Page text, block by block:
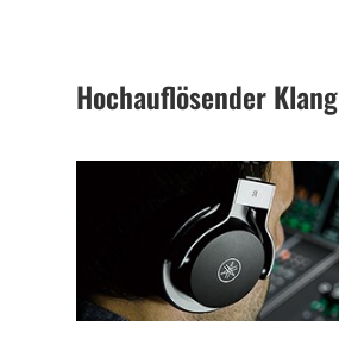
Hochauflösender Klang